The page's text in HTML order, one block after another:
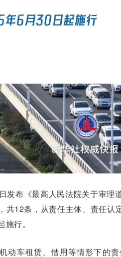
发布《最高人民法院关于审理
共12条，从责任主体、责任认
行。
动车租赁、借用等情形下的